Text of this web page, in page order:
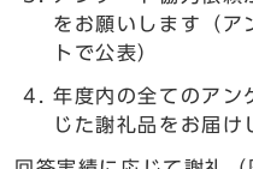
をお願いします（ア
トで公表）
年度内の全てのアン
じた謝礼品をお届け